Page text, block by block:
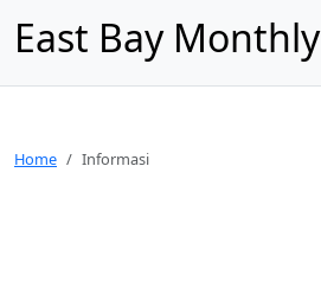
East Bay Monthly
Home Informasi